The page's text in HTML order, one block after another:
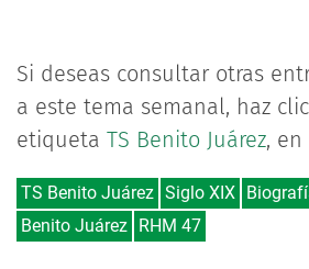
Si deseas consultar otras
a este tema semanal, haz
etiqueta TS Benito Juárez,
TS Benito Juárez Siglo XIX
Benito Juárez RHM 47